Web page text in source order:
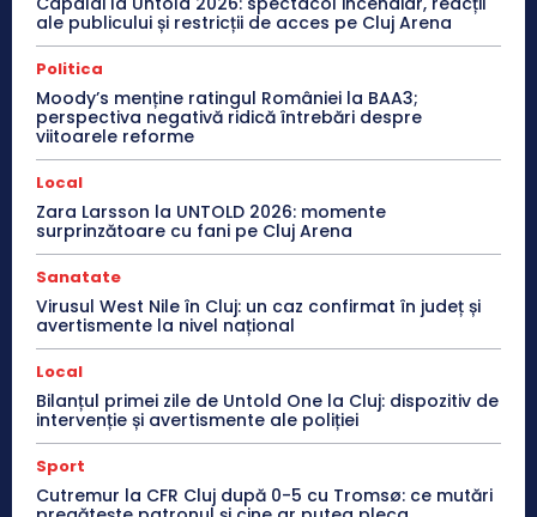
ale publicului și restricții de acces pe Cluj Arena
Politica
Moody’s menține ratingul României la BAA3;
perspectiva negativă ridică întrebări despre
viitoarele reforme
Local
Zara Larsson la UNTOLD 2026: momente
surprinzătoare cu fani pe Cluj Arena
Sanatate
Virusul West Nile în Cluj: un caz confirmat în județ și
avertismente la nivel național
Local
Bilanțul primei zile de Untold One la Cluj: dispozitiv de
intervenție și avertismente ale poliției
Sport
Cutremur la CFR Cluj după 0-5 cu Tromsø: ce mutări